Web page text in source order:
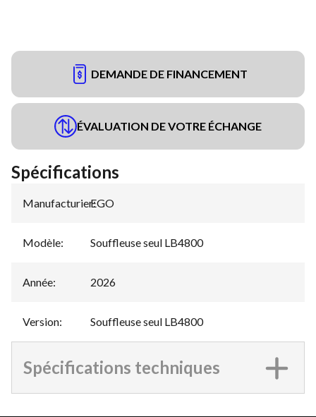
DEMANDE DE FINANCEMENT
ÉVALUATION DE VOTRE ÉCHANGE
Spécifications
Manufacturier:
EGO
Modèle: Souffleuse seul LB4800
Année: 2026
Version: Souffleuse seul LB4800
Spécifications techniques